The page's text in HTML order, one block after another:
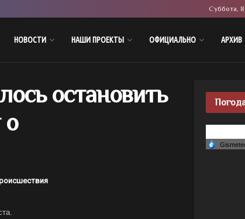
Суббота, 8
НОВОСТИ НАШИ ПРОЕКТЫ ОФИЦИАЛЬНО АРХИВ
остановить
о